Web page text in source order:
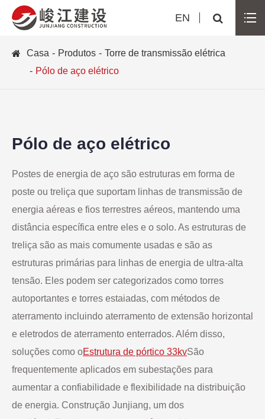
EN
Casa Produtos
Torre de transmissão elétrica
Pólo de aço elétrico
Pólo de aço elétrico
Postes de energia de aço são estruturas em forma de
poste ou treliça que suportam linhas de transmissão de
energia aéreas e fios terrestres aéreos, mantendo uma
distância específica entre eles e o solo. As estruturas de
treliça são as mais comumente usadas e são as
estruturas primárias para linhas de energia de ultra-alta
tensão. Eles podem ser categorizados como torres
autoportantes e torres estaiadas, com métodos de
aterramento incluindo aterramento de extensão horizontal
e eletrodos de aterramento enterrados. Além disso,
soluções como oEstrutura de pórtico 33kvSão
frequentemente aplicados em subestações para
aumentar a confiabilidade e flexibilidade na distribuição
de energia. Construção Junjiang, um dos